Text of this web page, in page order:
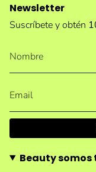
Newsletter
Suscríbete y obtén
Beauty somos